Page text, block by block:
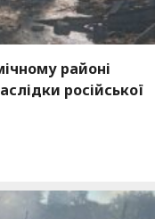
районі
російської